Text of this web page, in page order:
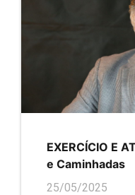
EXERCÍCIO E
e Caminhadas
25/05/2025